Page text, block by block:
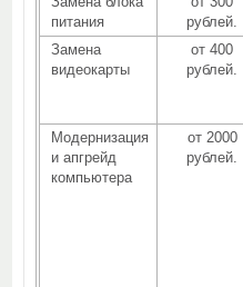
питания
рублей.
Замена
видеокарты
от 400
рублей.
Модернизация
и апгрейд
компьютера
от 2000
рублей.